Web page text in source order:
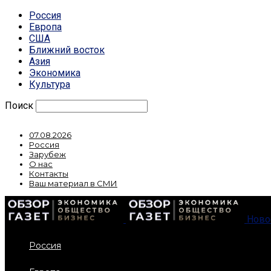
Россия
Европа
США
Ближний восток
Азия
Экономика
Культура
Поиск
07.08.2026
Россия
Зарубеж
О нас
Контакты
Ваш материал в СМИ
Россия